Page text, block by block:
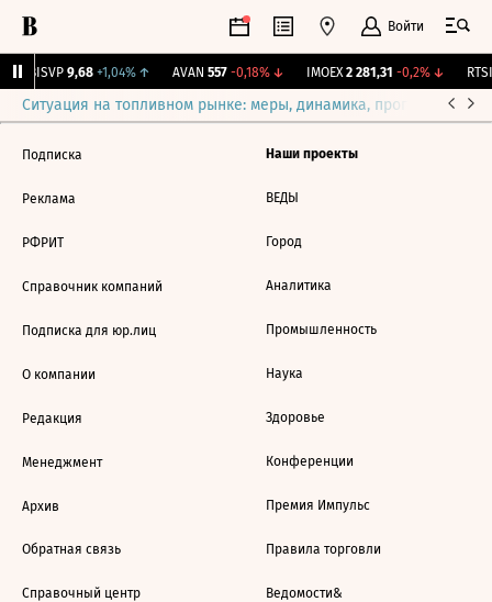
Войти
BISVP 9,68 +1,04%↑ AVAN 557 -0,18%↓ IMOEX 2 281,31 -0,2%↓ RTSI
Ситуация на топливном рынке: меры, динамика, прогнозы
Подписка
Реклама
РФРИТ
Справочник компаний
Подписка для юр.лиц
О компании
Редакция
Менеджмент
Архив
Обратная связь
Справочный центр
Наши проекты
ВЕДЫ
Город
Аналитика
Промышленность
Наука
Здоровье
Конференции
Премия Импульс
Правила торговли
Ведомости&